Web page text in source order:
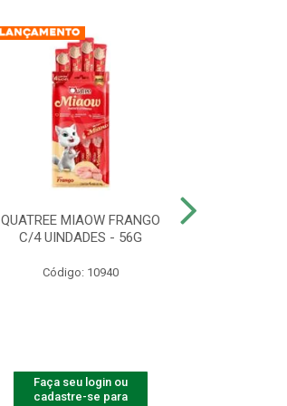
QUATREE MIAOW FRANGO
C/4 UINDADES - 56G
Código: 10940
Faça seu login ou
cadastre-se para